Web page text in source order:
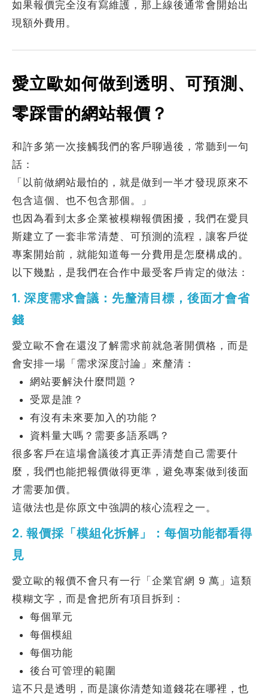
如果報價完全沒有寫維護，那上線後通常會開始出
現額外費用。
愛立歐如何做到透明、可預測、
零踩雷的網站報價？
和許多第一次接觸我們的客戶聊過後，常聽到一句
話：
「以前做網站最怕的，就是做到一半才發現原來不
包含這個、也不包含那個。」
也因為看到太多企業被模糊報價困擾，我們在愛貝
斯建立了一套非常清楚、可預測的流程，讓客戶從
專案開始前，就能知道每一分費用是怎麼構成的。
以下幾點，是我們在合作中最受客戶肯定的做法：
1. 深度需求會議：先釐清目標，後面才會省
錢
愛立歐不會在還沒了解需求前就急著開價格，而是
會安排一場「需求深度討論」來釐清：
網站要解決什麼問題？
受眾是誰？
有沒有未來要加入的功能？
資料量大嗎？需要多語系嗎？
很多客戶在這場會議後才真正弄清楚自己需要什
麼，我們也能把報價做得更準，避免專案做到後面
才需要加價。
這做法也是你原文中強調的核心流程之一。
2. 報價採「模組化拆解」：每個功能都看得
見
愛立歐的報價不會只有一行「企業官網 9 萬」這類
模糊文字，而是會把所有項目拆到：
每個單元
每個模組
每個功能
後台可管理的範圍
這不只是透明，而是讓你清楚知道錢花在哪裡，也